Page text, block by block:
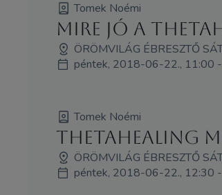
Tomek Noémi
Mire jó a
ÖRÖMVILÁG ÉBRESZTŐ
péntek, 2018-06-22., 11:00
Tomek Noémi
ThetaHealing
ÖRÖMVILÁG ÉBRESZTŐ
péntek, 2018-06-22., 12:30